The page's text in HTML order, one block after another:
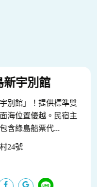
宇別館
館」！提供標準雙
位置優越。民宿主
綠島船票代...
號